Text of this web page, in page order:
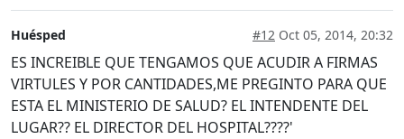
Huésped #12 Oct 05, 2014, 20:32
ES INCREIBLE QUE TENGAMOS QUE ACUDIR A FIRMAS
VIRTULES Y POR CANTIDADES,ME PREGINTO PARA QUE
ESTA EL MINISTERIO DE SALUD? EL INTENDENTE DEL
LUGAR?? EL DIRECTOR DEL HOSPITAL????'